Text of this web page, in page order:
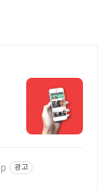
광고